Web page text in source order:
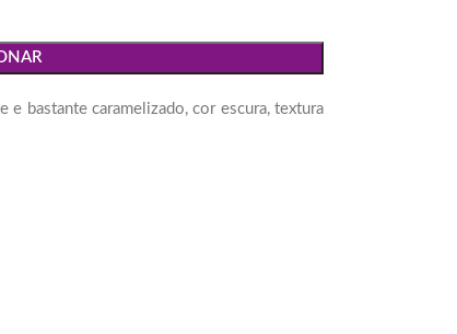
bastante caramelizado, cor escura, textura